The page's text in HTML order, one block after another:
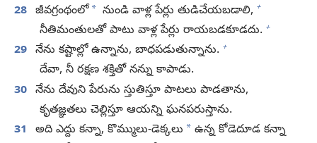
28 జీవగ్రంథంలో * నుండి వాళ్ల పేర్లు తుడిచేయబడాలి, +
నీతిమంతులతో పాటు వాళ్ల పేర్లు రాయబడకూడదు. +
29 నేను కష్టాల్లో ఉన్నాను, బాధపడుతున్నాను. +
దేవా, నీ రక్షణ శక్తితో నన్ను కాపాడు.
30 నేను దేవుని పేరును స్తుతిస్తూ పాటలు పాడతాను,
కృతజ్ఞతలు చెల్లిస్తూ ఆయన్ని ఘనపరుస్తాను.
31
అది ఎద్దు కన్నా, కొమ్ములు-డెక్కలు * ఉన్న కోడెదూడ కన్నా